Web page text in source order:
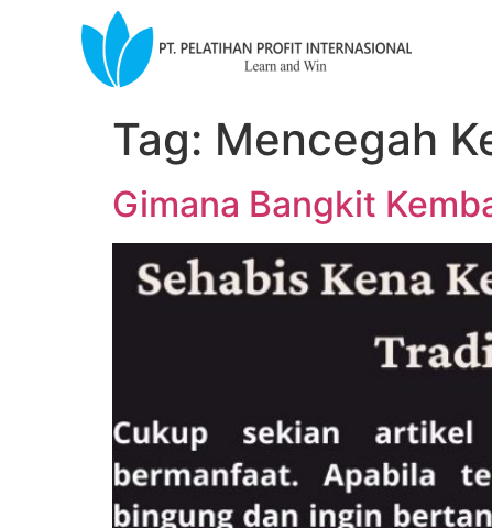
Tag: Mencegah
Gimana Bangkit